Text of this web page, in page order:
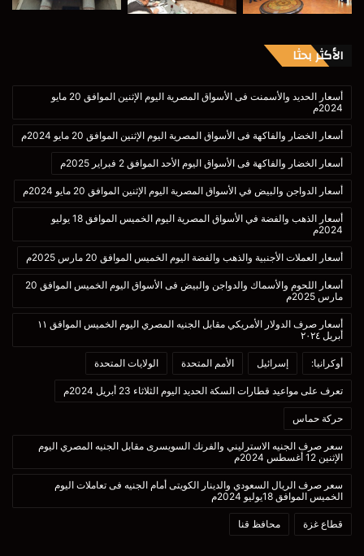
الأكثر بحثا
أسعار الحديد والأسمنت فى الأسواق المصرية اليوم الإثنين الموافق 20 مايو
2024م
أسعار الخضار والفاكهة فى الأسواق المصرية اليوم الإثنين الموافق 20 مايو 2024م
أسعار الخضار والفاكهة فى الأسواق اليوم الأحد الموافق 2 فبراير 2025م
أسعار الدواجن والبيض في الأسواق المصرية اليوم الإثنين الموافق 20 مايو 2024م
أسعار الذهب والفضة في الأسواق المصرية اليوم الخميس الموافق 18 يوليو
2024م
أسعار العملات الأجنبية والذهب والفضة اليوم الخميس الموافق 20 مارس 2025م
أسعار اللحوم والأسماك والدواجن والبيض فى الأسواق اليوم الخميس الموافق 20
مارس 2025م
أسعار صرف الدولار الأمريكي مقابل الجنيه المصري اليوم الخميس الموافق ١١
أبريل ٢٠٢٤
أوكرانيا: إسرائيل الأمم المتحدة الولايات المتحدة
تعرف على مواعيد قطارات السكة الحديد اليوم الثلاثاء 23 أبريل 2024م
حركة حماس
سعر صرف الجنيه الاسترليني والفرنك السويسرى مقابل الجنيه المصري اليوم
الإثنين 12 أغسطس 2024م
سعر صرف الريال السعودي والدينار الكويتى أمام الجنيه فى تعاملات اليوم
الخميس الموافق 18يوليو 2024م
قطاع غزة محافظ قنا